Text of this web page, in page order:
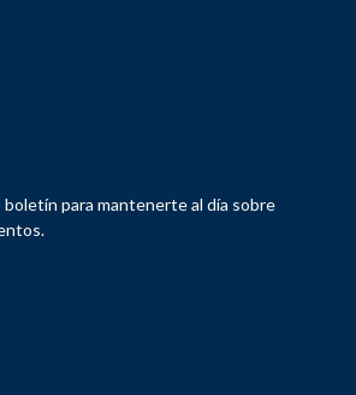
para mantenerte al día sobre